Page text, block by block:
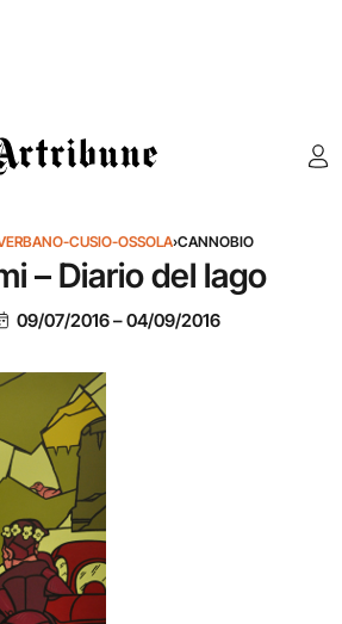
CUSIO-OSSOLA›CANNOBIO
– Diario del lago
09/07/2016–04/09/2016